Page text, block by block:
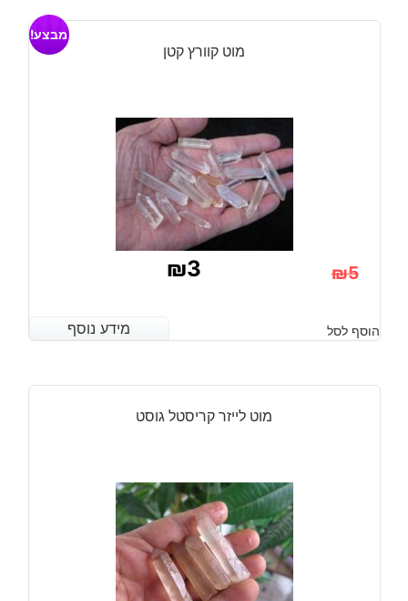
מוט קוורץ קטן
מבצע!
₪5
המקורי
₪3
הנוכחי
מידע נוסף הוסף לסל מידע נוסף
מוט לייזר קריסטל גוסט